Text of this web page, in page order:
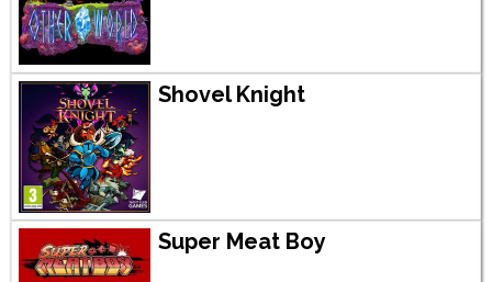
Shovel Knight
Super Meat Boy